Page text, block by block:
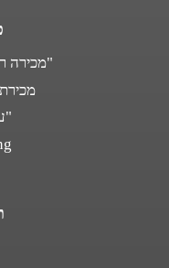
"מכירה